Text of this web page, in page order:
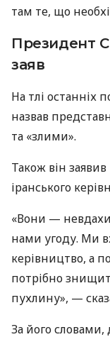
там те, що
Президент
заяв
На тлі останніх
назвав
та «злими».
Також він
іранського
«Вони —
нами угоду. Ми
керівництво, а
потрібно
пухлину», —
За його